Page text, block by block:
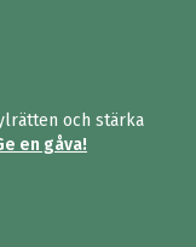
och stärka
en gåva!